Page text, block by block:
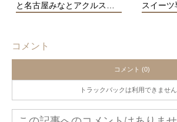
と名古屋みなとアクルス…
スイー
コメント
コメント (0)
トラックバックは利用できません